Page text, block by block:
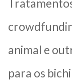
animal e
para os